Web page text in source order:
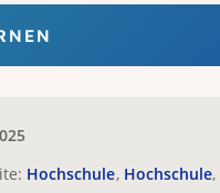
Hochschule Hochschule